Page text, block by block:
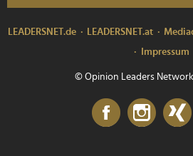
LEADERSNET.de LEADERSNET.at
Impressum
© Opinion Leaders